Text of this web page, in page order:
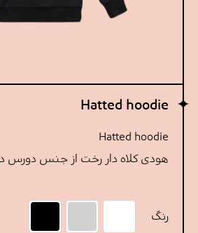
Hatted hoodie
Hatted hoodie
هودی کلاه دار رخت از جنس دورس دو
رنگ